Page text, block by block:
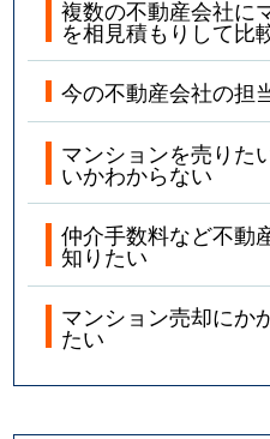
並木
並木
並木
並木
並木
並木
複数の不動産会社に
を相見積もりして比
今の不動産会社の担
マンションを売りた
いかわからない
仲介手数料など不動
知りたい
マンション売却にか
たい